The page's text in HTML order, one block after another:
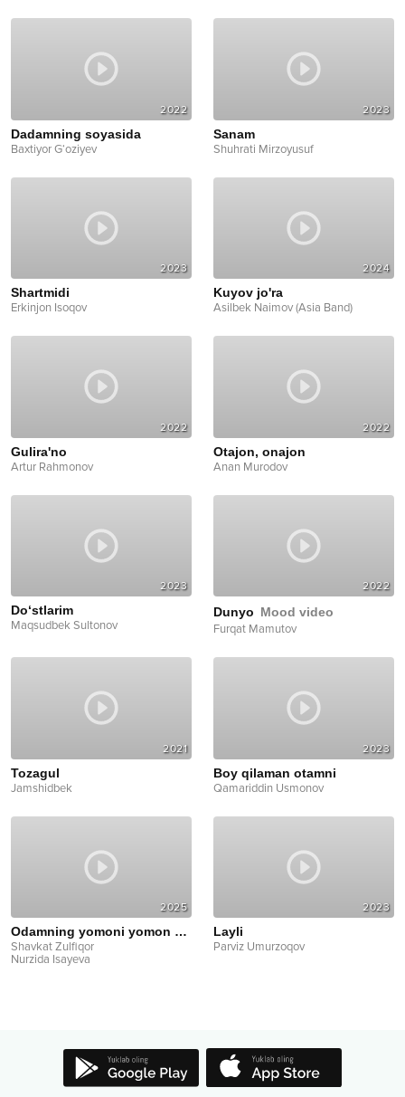
2022
Dadamning soyasida
Baxtiyor G‘oziyev
2023
Sanam
Shuhrati Mirzoyusuf
2023
Shartmidi
Erkinjon Isoqov
2024
Kuyov jo'ra
Asilbek Naimov (Asia Band)
2022
Gulira'no
Artur Rahmonov
2022
Otajon, onajon
Anan Murodov
2023
Do‘stlarim
Maqsudbek Sultonov
2022
Dunyo Mood video
Furqat Mamutov
2021
Tozagul
Jamshidbek
2023
Boy qilaman otamni
Qamariddin Usmonov
2025
Odamning yomoni yomon bo'larkan
Shavkat Zulfiqor
Nurzida Isayeva
2023
Layli
Parviz Umurzoqov